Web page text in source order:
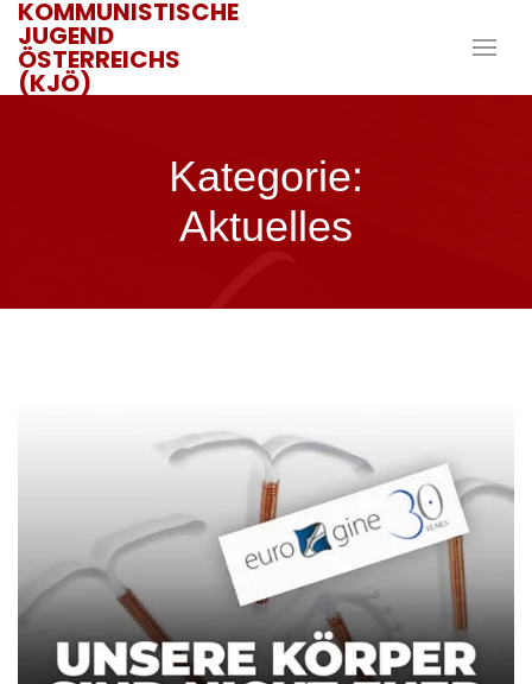
KOMMUNISTISCHE
JUGEND
ÖSTERREICHS
(KJÖ)
Kategorie:
Aktuelles